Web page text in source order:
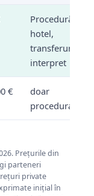
Procedură,
hotel,
transferuri,
interpret
€
doar
procedura
Prețurile din
parteneri
private
inițial în